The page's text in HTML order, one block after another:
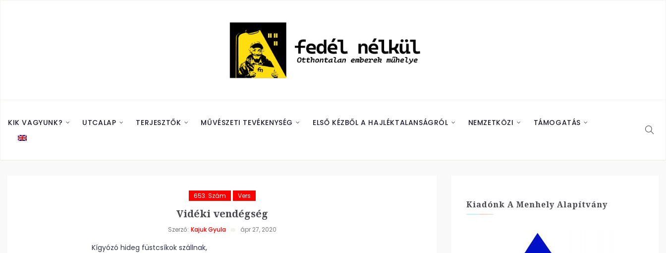
KIK VAGYUNK? UTCALAP TERJESZTŐK MŰVÉSZETI TEVÉKENYSÉG ELSŐ KÉZBŐL A HAJLÉKTALANSÁGRÓL NEMZETKÖZI TÁMOGATÁS
653. Szám Vers
Vidéki vendégség
Szerző: Kajuk Gyula ápr 27, 2020
Kígyózó hideg füstcsíkok szállnak,
Kiadónk A Menhely Alapítvány